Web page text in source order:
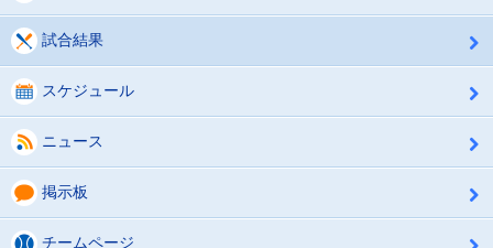
試合結果
スケジュール
ニュース
掲示板
チームページ